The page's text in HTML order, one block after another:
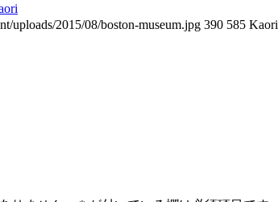
uploads/2015/08/boston-museum.jpg 390 585 Kaori